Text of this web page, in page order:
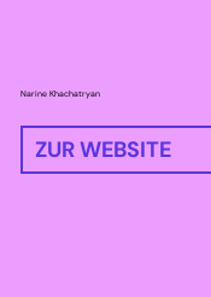
Narine Khachatryan
ZUR WEBSITE